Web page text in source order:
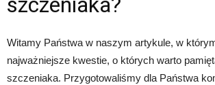
Witamy Państwa w naszym artykule, w
najważniejsze kwestie, o których warto
szczeniaka. Przygotowaliśmy dla Państwa